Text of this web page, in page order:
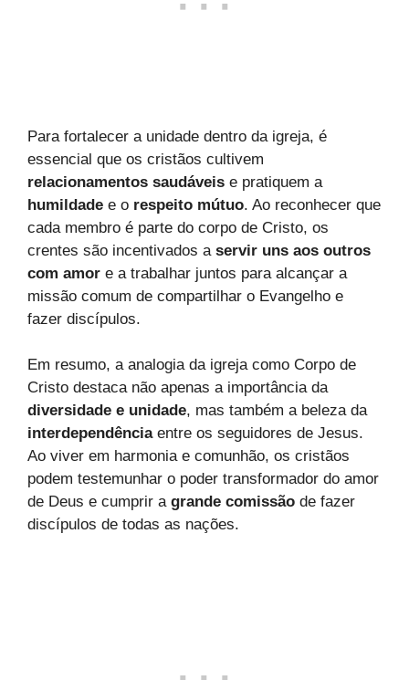
Para fortalecer a unidade dentro da igreja, é
essencial que os cristãos cultivem
relacionamentos saudáveis e pratiquem a
humildade e o respeito mútuo. Ao reconhecer que
cada membro é parte do corpo de Cristo, os
crentes são incentivados a servir uns aos outros
com amor e a trabalhar juntos para alcançar a
missão comum de compartilhar o Evangelho e
fazer discípulos.
Em resumo, a analogia da igreja como Corpo de
Cristo destaca não apenas a importância da
diversidade e unidade, mas também a beleza da
interdependênciaentre os seguidores de Jesus.
Ao viver em harmonia e comunhão, os cristãos
podem testemunhar o poder transformador do amor
de Deus e cumprir a grande comissão de fazer
discípulos de todas as nações.